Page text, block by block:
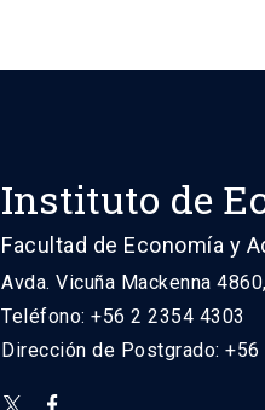
Instituto de
Facultad de Economía y
Avda. Vicuña Mackenna
Teléfono: +56 2 2354 4303
Dirección de Postgrado: